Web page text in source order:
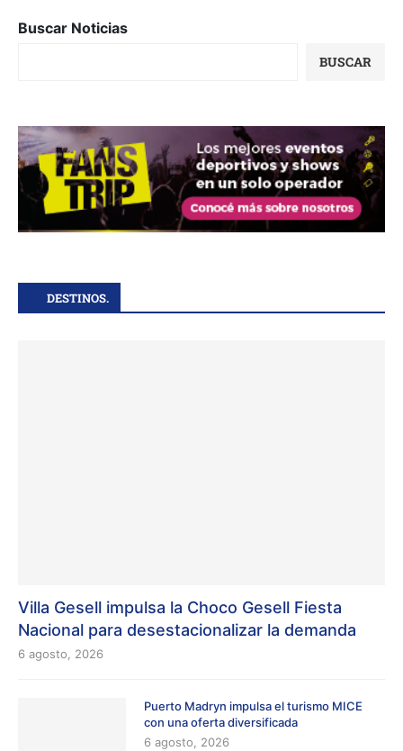
Buscar Noticias
BUSCAR
DESTINOS.
Villa Gesell impulsa la Choco Gesell Fiesta
Nacional para desestacionalizar la demanda
6 agosto, 2026
Puerto Madryn impulsa el turismo MICE
con una oferta diversificada
6 agosto, 2026